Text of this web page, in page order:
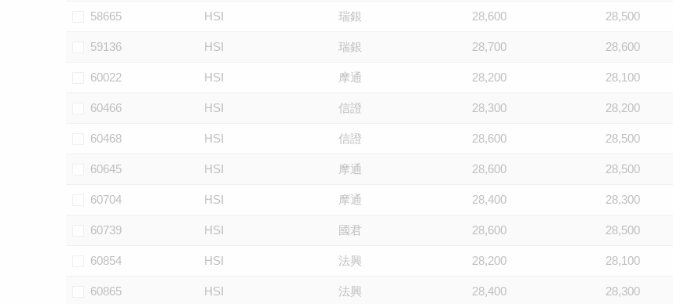
58665 HSI 瑞銀 28,600 28,500
59136 HSI 瑞銀 28,700 28,600
60022 HSI 摩通 28,200 28,100
60466 HSI 信證 28,300 28,200
60468 HSI 信證 28,600 28,500
60645 HSI 摩通 28,600 28,500
60704 HSI 摩通 28,400 28,300
60739 HSI 國君 28,600 28,500
60854 HSI 法興 28,200 28,100
60865 HSI 法興 28,400 28,300